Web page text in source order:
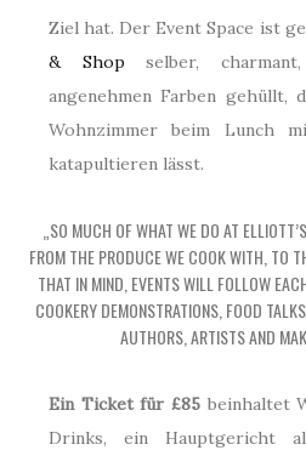
Ziel hat. Der Event Space ist
& Shop selber,
angenehmen Farben gehüllt,
Wohnzimmer beim Lunch
katapultieren lässt.
„SO MUCH OF WHAT WE DO AT
FROM THE PRODUCE WE COOK WITH, TO
THAT IN MIND, EVENTS WILL FOLLOW
COOKERY DEMONSTRATIONS, FOOD
AUTHORS, ARTISTS AND
Ein Ticket für £85 beinhaltet
Drinks, ein Hauptgericht